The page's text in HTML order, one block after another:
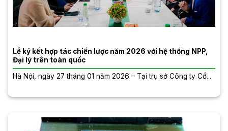
Lễ ký kết hợp tác chiến lược năm 2026 với hệ thống NPP,
Đại lý trên toàn quốc
Hà Nội, ngày 27 tháng 01 năm 2026 – Tại trụ sở Công ty Cổ...